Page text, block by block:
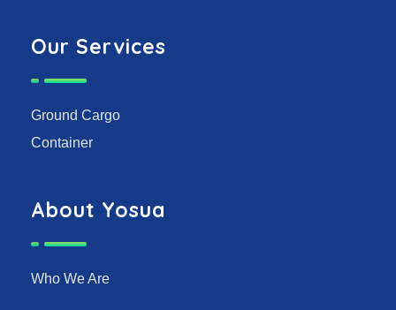
Our Services
Ground Cargo
Container
About Yosua
Who We Are